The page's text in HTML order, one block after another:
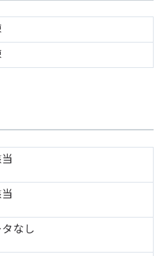
なし